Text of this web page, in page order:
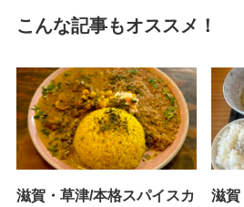
こんな記事もオススメ！
滋賀・草津/本格スパイスカ
滋賀